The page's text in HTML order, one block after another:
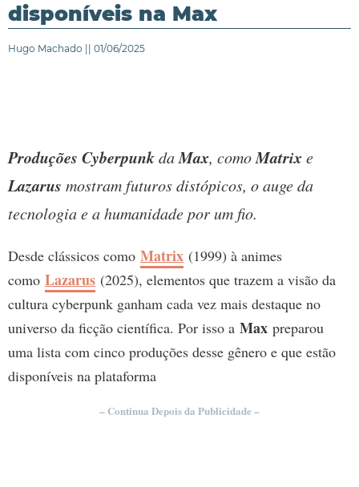
disponíveis na Max
Hugo Machado || 01/06/2025
Produções CyberpunkdaMax, comoMatrixe
Lazarus mostram futuros distópicos, o auge da
tecnologia e a humanidade por um fio.
Desde clássicos como Matrix (1999) à animes
como Lazarus (2025), elementos que trazem a visão da
cultura cyberpunk ganham cada vez mais destaque no
universo da ficção científica. Por isso a Max preparou
uma lista com cinco produções desse gênero e que estão
disponíveis na plataforma
– Continua Depois da Publicidade –